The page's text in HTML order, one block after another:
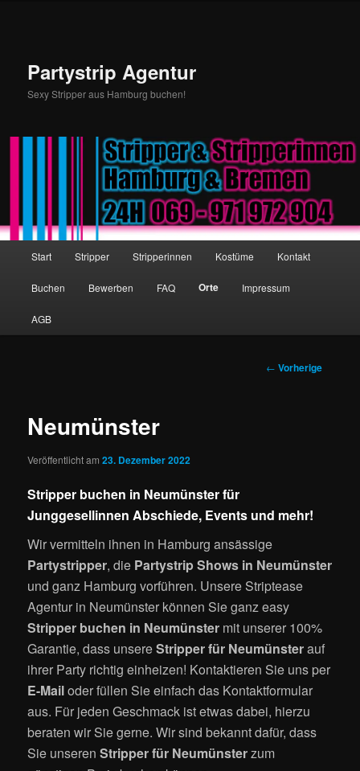
Partystrip Agentur
Sexy Stripper aus Hamburg buchen!
Zum Inhalt wechseln
Zum sekundären Inhalt wechseln
Start Stripper Stripperinnen Kostüme Kontakt
Buchen Bewerben FAQ Orte Impressum
AGB
Artikelnavigation
← Vorherige
Neumünster
Veröffentlicht am23. Dezember 2022
Stripper buchen in Neumünster für
Junggesellinnen Abschiede, Events und mehr!
Wir vermitteln ihnen in Hamburg ansässige
Partystripper, die Partystrip Shows in Neumünster
und ganz Hamburg vorführen. Unsere Striptease
Agentur in Neumünster können Sie ganz easy
Stripper buchen in Neumünster mit unserer 100%
Garantie, dass unsereStripper für Neumünsterauf
ihrer Party richtig einheizen! Kontaktieren Sie uns per
E-Mailoder füllen Sie einfach das Kontaktformular
aus. Für jeden Geschmack ist etwas dabei, hierzu
beraten wir Sie gerne. Wir sind bekannt dafür, dass
Sie unserenStripper für Neumünsterzum